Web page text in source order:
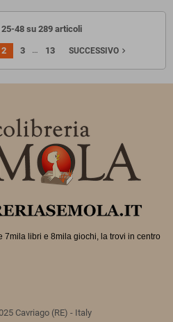
48 su 289 articoli
2 3 … 13 SUCCESSIVOnavigate_next
7mila libri e 8mila giochi, la trovi in centro
Cavriago (RE) - Italy